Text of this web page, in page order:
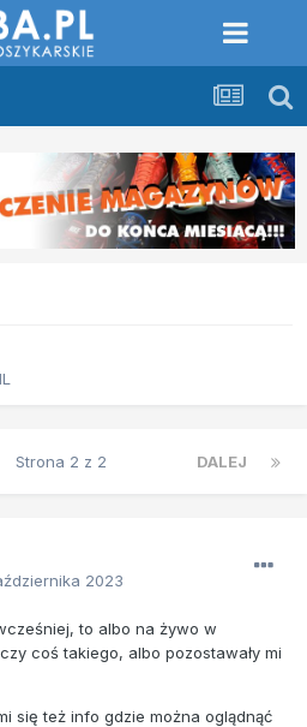
DALEJ
Strona 2 z 2
2023
to albo na żywo w
coś takiego, albo pozostawały mi
się też info gdzie można oglądnąć